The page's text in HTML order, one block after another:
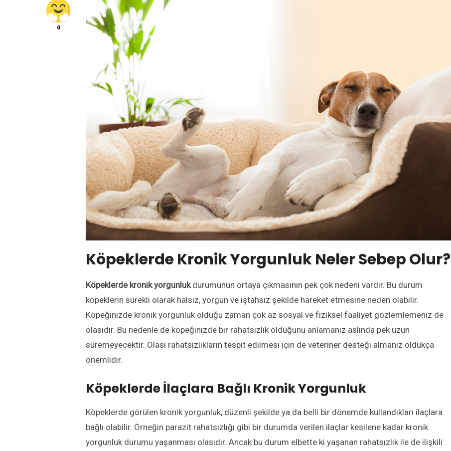
0
Köpeklerde Kronik Yorgunluk Neler Sebep Olur?
Köpeklerde kronik yorgunlukdurumunun ortaya çıkmasının pek çok nedeni vardır. Bu durum
köpeklerin sürekli olarak halsiz, yorgun ve iştahsız şekilde hareket etmesine neden olabilir.
Köpeğinizde kronik yorgunluk olduğu zaman çok az sosyal ve fiziksel faaliyet gözlemlemeniz de
olasıdır. Bu nedenle de köpeğinizde bir rahatsızlık olduğunu anlamanız aslında pek uzun
süremeyecektir. Olası rahatsızlıkların tespit edilmesi için de veteriner desteği almanız oldukça
önemlidir.
Köpeklerde İlaçlara Bağlı Kronik Yorgunluk
Köpeklerde görülen kronik yorgunluk, düzenli şekilde ya da belli bir dönemde kullandıkları ilaçlara
bağlı olabilir. Örneğin parazit rahatsızlığı gibi bir durumda verilen ilaçlar kesilene kadar kronik
yorgunluk durumu yaşanması olasıdır. Ancak bu durum elbette ki yaşanan rahatsızlık ile de ilişkili